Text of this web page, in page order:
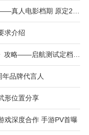
技能树影响战术能
速)，配合机体改装
航母突袭、空投补
戏新鲜感；
赛和锦标赛，排行
装和稀有模块。
代与近未来冲突为
索尼影业悄然撤下《街霸》攻略——真人电影档期 原定2026年3月上映
求介绍
品牌代言人
形位置分享
戏深度合作 手游PV首曝